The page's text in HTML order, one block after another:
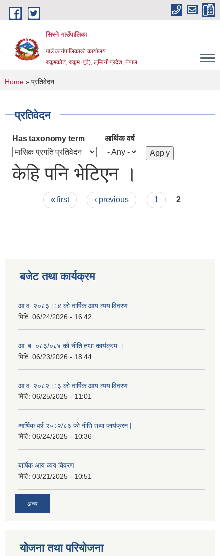
Skip to main content
सिस्ने गाउँपालिका
गाउँ कार्यपालिकाको कार्यालय
रुकुमकोट, रुकुम (पूर्व), लुम्बिनी प्रदेश, नेपाल
You are here
Home » प्रतिवेदन
प्रतिवेदन
Has taxonomy term आर्थिक वर्ष
केहि पनि भेटिएन ।
Pages« first ‹ previous 1 2
बजेट तथा कार्यक्रम
आ.व. २०८३।८४ को वार्षिक आय व्यय विवरण
मिति: 06/24/2026 - 16:42
आ. ब. ०८३/०८४ को नीति तथा कार्यक्रम ।
मिति: 06/23/2026 - 18:44
आ.व. २०८२।८३ को वार्षिक आय व्यय विवरण
मिति: 06/25/2025 - 11:01
आर्थिक वर्ष २०८२/८३ को नीति तथा कार्यक्रम |
मिति: 06/24/2025 - 10:36
बार्षिक आय व्यय बिवरण
मिति: 03/21/2025 - 10:51
अन्य
योजना तथा परियोजना